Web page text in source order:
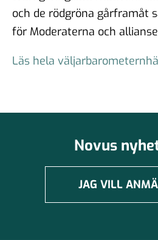
och de rödgröna gårframåt
för Moderaterna och
Läs hela
Novus
JAG VILL